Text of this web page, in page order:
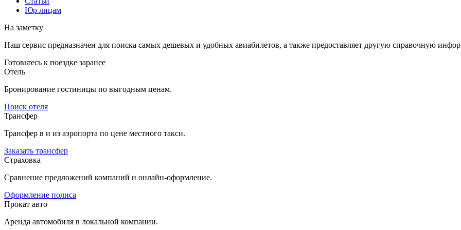
Юр лицам
На заметку
Наш сервис предназначен для поиска самых дешевых и удобных авиабилетов, а также предоставляет другую справочную
Готовьтесь к поездке заранее
Отель
Бронирование гостиницы по выгодным ценам.
Поиск отеля
Трансфер
Трансфер в и из аэропорта по цене местного такси.
Заказать трансфер
Страховка
Сравнение предложений компаний и онлайн-оформление.
Оформление полиса
Прокат авто
Аренда автомобиля в локальной компании.